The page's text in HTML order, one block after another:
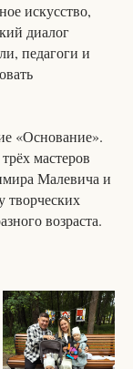
искусство,
диалог
педагоги и
«Основание».
мастеров
Малевича и
творческих
возраста.